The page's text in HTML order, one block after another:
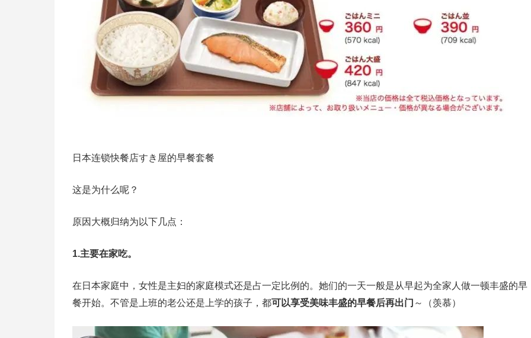
日本连锁快餐店すき屋的早餐套餐
这是为什么呢？
原因大概归纳为以下几点：
1.主要在家吃。
在日本家庭中，女性是主妇的家庭模式还是占一定比例的。她们的一天一般是从早起为全家人做一顿丰盛的早
餐开始。不管是上班的老公还是上学的孩子，都可以享受美味丰盛的早餐后再出门 ～（羡慕）